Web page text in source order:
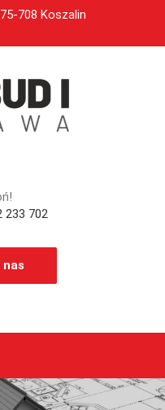
708 Koszalin
233 702
nas